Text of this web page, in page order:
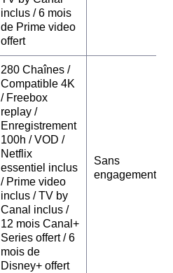
inclus / 6 mois
de Prime video
offert
280 Chaînes /
Compatible 4K
/ Freebox
replay /
Enregistrement
100h / VOD /
Netflix
essentiel inclus
/ Prime video
inclus / TV by
Canal inclus /
12 mois Canal+
Series offert / 6
mois de
Disney+ offert
Sans
engagement